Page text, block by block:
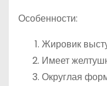
Особенности:
Жировик
Имеет
Округлая